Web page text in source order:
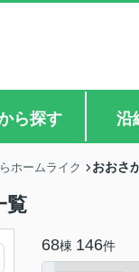
ら探す 沿
ホームライク おおさ
覧
68棟 146件